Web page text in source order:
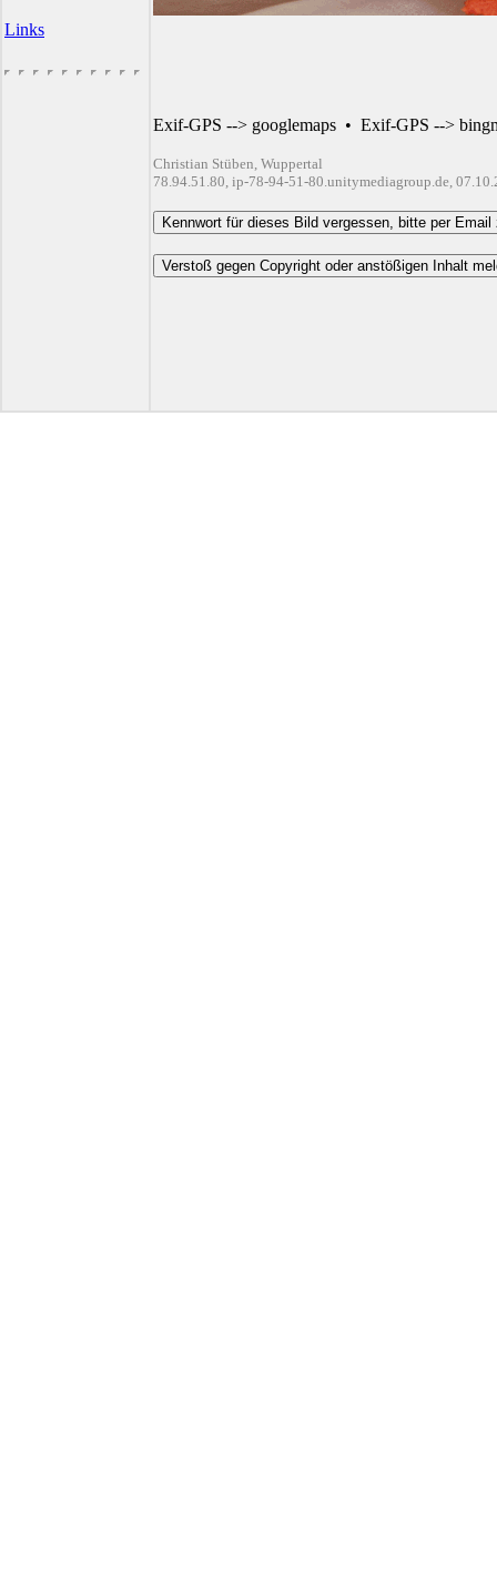
Links
Exif-GPS --> googlemaps • Exif-GPS -->
Christian Stüben, Wuppertal
78.94.51.80, ip-78-94-51-80.unitymediagroup.de,